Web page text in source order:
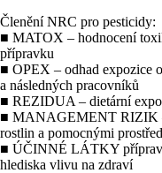
Členění NRC pro pesticidy:
■ MATOX – hodnocení
přípravku
■ OPEX – odhad expozice
a následných pracovníků
■ REZIDUA – dietární
■ MANAGEMENT RIZIK
rostlin a pomocnými
■ ÚČINNÉ LÁTKY
hlediska vlivu na zdraví